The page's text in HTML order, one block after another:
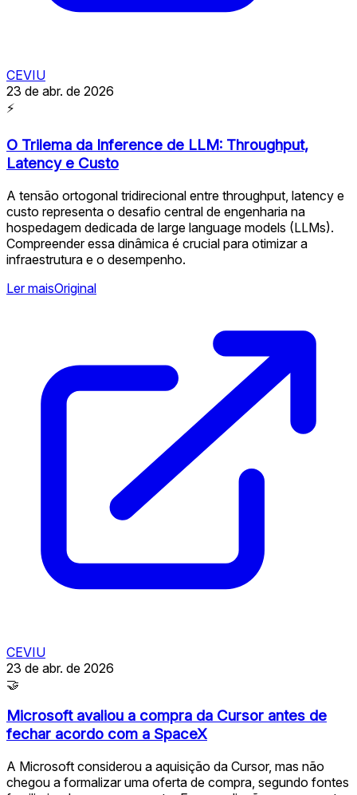
CEVIU
23 de abr. de 2026
⚡
O Trilema da Inference de LLM: Throughput,
Latency e Custo
A tensão ortogonal tridirecional entre throughput, latency e
custo representa o desafio central de engenharia na
hospedagem dedicada de large language models (LLMs).
Compreender essa dinâmica é crucial para otimizar a
infraestrutura e o desempenho.
Ler maisOriginal
CEVIU
23 de abr. de 2026
🤝
Microsoft avaliou a compra da Cursor antes de
fechar acordo com a SpaceX
A Microsoft considerou a aquisição da Cursor, mas não
chegou a formalizar uma oferta de compra, segundo fontes